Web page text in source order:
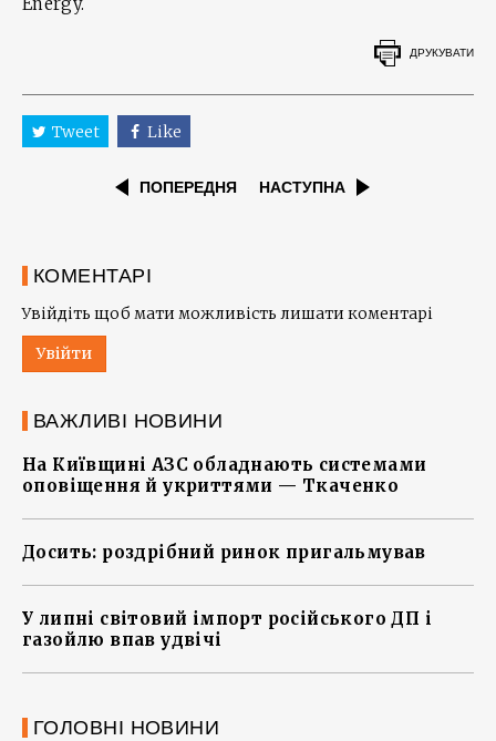
ДРУКУВАТИ
Tweet Like
ПОПЕРЕДНЯ НАСТУПНА
КОМЕНТАРІ
Увійдіть щоб мати можливість лишати коментарі
Увійти
ВАЖЛИВІ НОВИНИ
На Київщині АЗС обладнають системами
оповіщення й укриттями — Ткаченко
Досить: роздрібний ринок пригальмував
У липні світовий імпорт російського ДП і
газойлю впав удвічі
ГОЛОВНІ НОВИНИ